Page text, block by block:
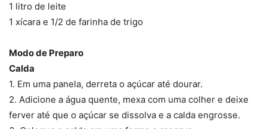
1 litro de leite
1 xícara e 1/2 de farinha de trigo
Modo de Preparo
Calda
1. Em uma panela, derreta o açúcar até dourar.
2. Adicione a água quente, mexa com uma colher e deixe
ferver até que o açúcar se dissolva e a calda engrosse.